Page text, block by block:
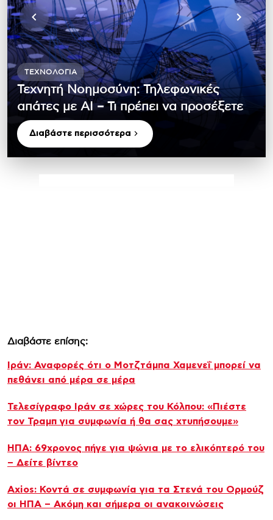
ΤΕΧΝΟΛΟΓΊΑ
Τεχνητή Νοημοσύνη: Τηλεφωνικές
απάτες με ΑΙ – Τι πρέπει να προσέξετε
Διαβάστε περισσότερα
Διαβάστε επίσης:
Ιράν: Αναφορές ότι ο Μοτζτάμπα Χαμενεΐ μπορεί να
πεθάνει από μέρα σε μέρα
Τελεσίγραφο Ιράν σε χώρες του Κόλπου: «Πιέστε
τον Τραμπ για συμφωνία ή θα σας χτυπήσουμε»
ΗΠΑ: 69χρονος πήγε για ψώνια με το ελικόπτερό του
– Δείτε βίντεο
Axios: Κοντά σε συμφωνία για τα Στενά του Ορμούζ
οι ΗΠΑ – Ακόμη και σήμερα οι ανακοινώσεις